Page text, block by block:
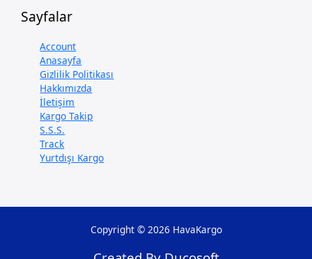
Sayfalar
Account
Anasayfa
Gizlilik Politikası
Hakkımızda
İletişim
Kargo Takip
S.S.S.
Track
Yurtdışı Kargo
Copyright © 2026 HavaKargo